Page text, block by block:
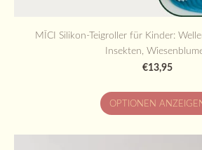
MĪCI Silikon-Teigroller für Kinder:
Insekten,
€13,95
OPTIONEN